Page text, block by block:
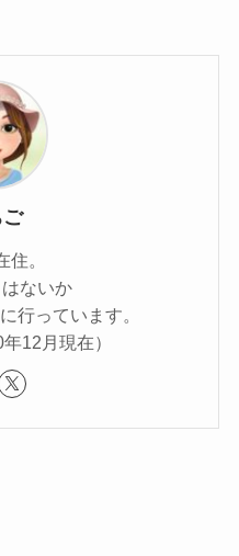
住。
ないか
行っています。
12月現在）